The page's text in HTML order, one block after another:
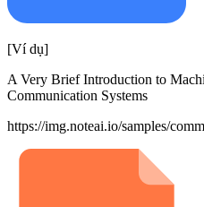
[Ví dụ]
A Very Brief Introduction to
Communication Systems
https://img.noteai.io/samples/